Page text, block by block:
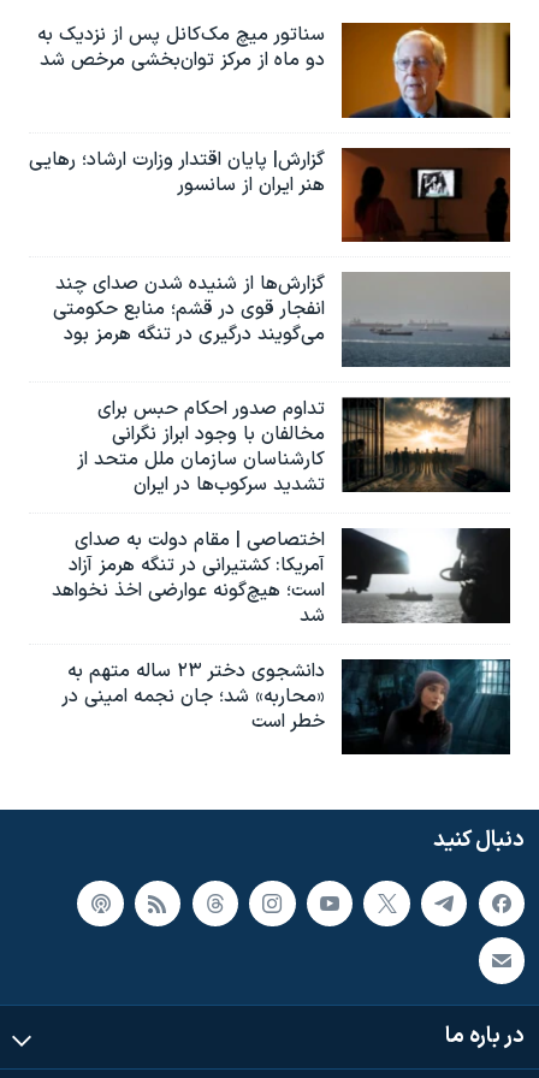
سناتور میچ مک‌کانل پس از نزدیک به
دو ماه از مرکز توان‌بخشی مرخص شد
گزارش| پایان اقتدار وزارت ارشاد؛ رهایی
هنر ایران از سانسور
گزارش‌ها از شنیده شدن صدای چند
انفجار قوی در قشم؛ منابع حکومتی
می‌گویند درگیری در تنگه هرمز بود
تداوم صدور احکام حبس برای
مخالفان با وجود ابراز نگرانی
کارشناسان سازمان ملل متحد از
تشدید سرکوب‌ها در ایران
اختصاصی | مقام دولت به صدای
آمریکا: کشتیرانی در تنگه هرمز آزاد
است؛ هیچ‌گونه عوارضی اخذ نخواهد
شد
دانشجوی دختر ۲۳ ساله متهم به
«محاربه» شد؛ جان نجمه امینی در
خطر است
دنبال کنید
در باره ما